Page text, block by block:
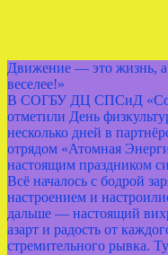
Движение — это жизнь, а
веселее!»
В СОГБУ ДЦ СПСиД
отметили День
несколько дней в
отрядом «Атомная
настоящим праздником
Всё началось с бодрой
настроением и
дальше — настоящий
азарт и радость от
стремительного рывка.